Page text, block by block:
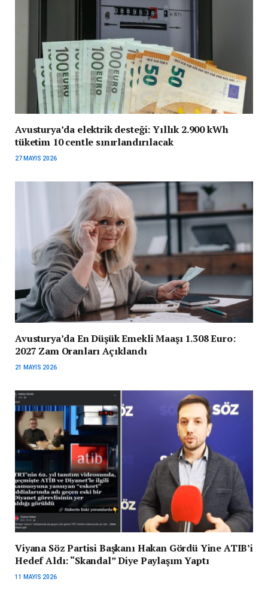
Avusturya’da elektrik desteği: Yıllık 2.900 kWh
tüketim 10 centle sınırlandırılacak
27 MAYIS 2026
Avusturya’da En Düşük Emekli Maaşı 1.308 Euro:
2027 Zam Oranları Açıklandı
21 MAYIS 2026
Viyana Söz Partisi Başkanı Hakan Gördü Yine ATIB’i
Hedef Aldı: “Skandal” Diye Paylaşım Yaptı
11 MAYIS 2026